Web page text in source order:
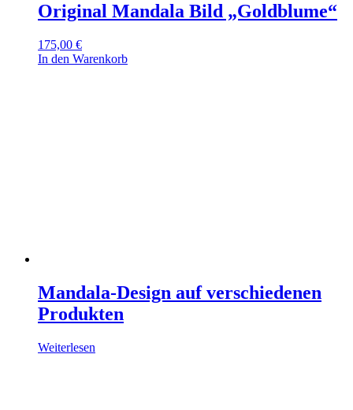
Original Mandala Bild „Goldblume“
175,00 €
In den Warenkorb
Mandala-Design auf verschiedenen
Produkten
Weiterlesen